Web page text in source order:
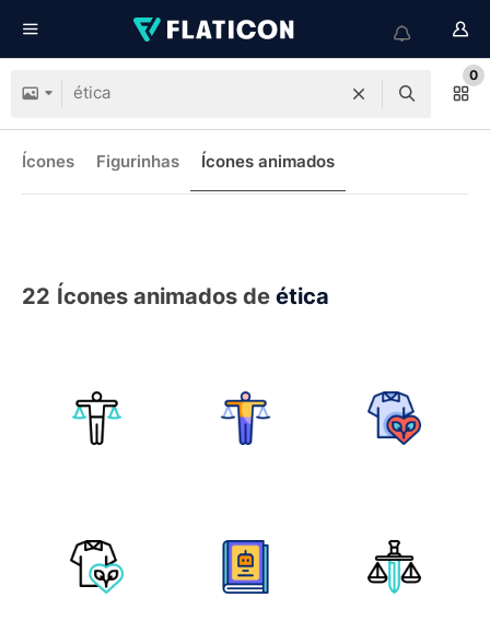
0
Ícones Figurinhas Ícones animados
22 Ícones animados de ética